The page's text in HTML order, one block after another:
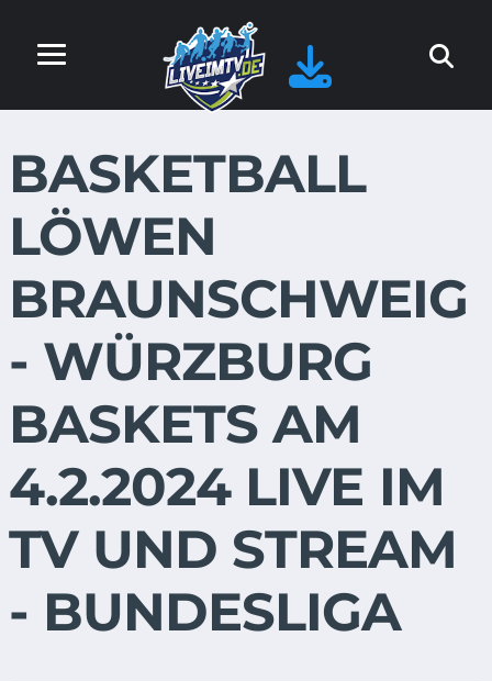
BASKETBALL
LÖWEN
BRAUNSCHWEIG
- WÜRZBURG
BASKETS AM
4.2.2024 LIVE IM
TV UND STREAM
- BUNDESLIGA